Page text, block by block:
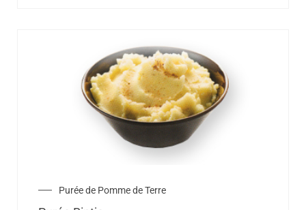
Purée de Pomme de Terre